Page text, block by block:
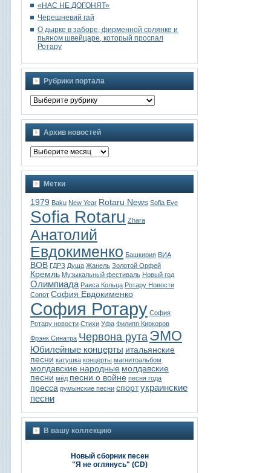
«НАС НЕ ДОГОНЯТ»
Черешневий гай
О дырке в заборе, фирменной солянке и
пьяном швейцаре, который проспал
Ротару
Рубрики портала
Архив новостей
Метки
1979 Baku New Year Rotaru News Sofia Eve
Sofia Rotaru Zhara
Анатолий
Евдокименко Башкирия ВИА
ВОВ ГДРЗ Душа Жанель Золотой Орфей
Кремль Музыкальный фестиваль Новый год
Олимпиада Раиса Кольца Ротару Новости
Сопот София Евдокименко
София Ротару София
Ротару новости Стихи Уфа Филипп Киркоров
Фрэнк Синатра Червона рута ЭМО
Юбилейные концерты итальянские
песни катушка концерты магнитоальбом
молдавские народные молдавские
песни мёд песни о войне песня года
пресса румынские песни спорт украинские
песни
В вашу коллекцию
Новый сборник песен
"Я не оглянусь" (CD)